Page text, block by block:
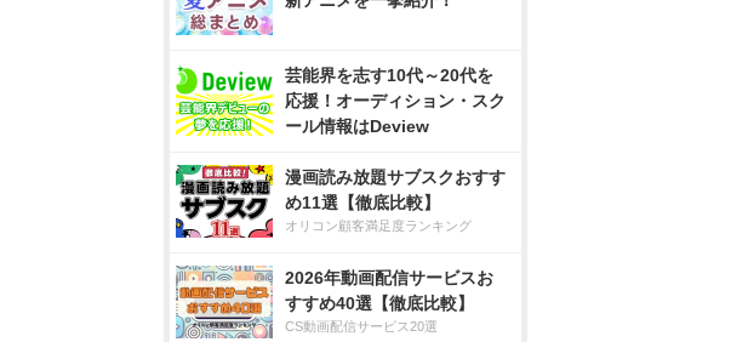
芸能界を志す10代～20代を
応援！オーディション・スク
ール情報はDeview
漫画読み放題サブスクおすす
め11選【徹底比較】
オリコン顧客満足度ランキング
2026年動画配信サービスお
すすめ40選【徹底比較】
CS動画配信サービス20選